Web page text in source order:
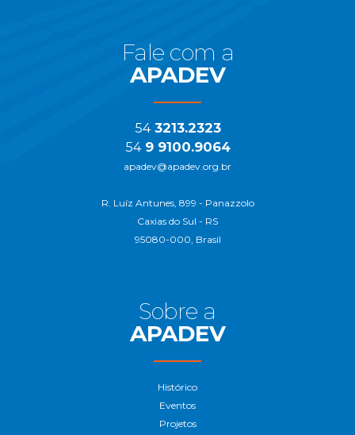
Fale com a
APADEV
54 3213.2323
54 9 9100.9064
apadev@apadev.org.br
R. Luíz Antunes, 899 - Panazzolo
Caxias do Sul - RS
95080-000, Brasil
Sobre a
APADEV
Histórico
Eventos
Projetos